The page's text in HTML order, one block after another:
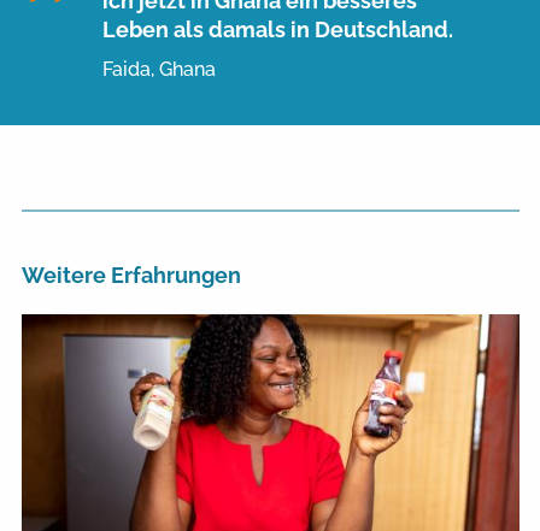
Leben als damals in Deutschland.
Faida, Ghana
Weitere Erfahrungen